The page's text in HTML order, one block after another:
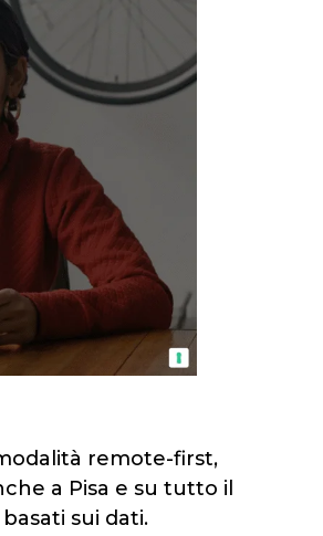
remote-first,
a Pisa e su tutto il
sui dati.